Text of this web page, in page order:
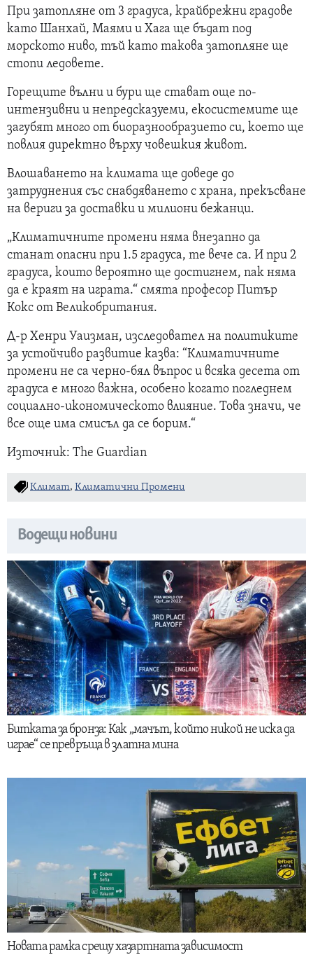
При затопляне от 3 градуса, крайбрежни градове
като Шанхай, Маями и Хага ще бъдат под
морското ниво, тъй като такова затопляне ще
стопи ледовете.
Горещите вълни и бури ще стават още по-
интензивни и непредсказуеми, екосистемите ще
загубят много от биоразнообразието си, което ще
повлия директно върху човешкия живот.
Влошаването на климата ще доведе до
затруднения със снабдяването с храна, прекъсване
на вериги за доставки и милиони бежанци.
„Климатичните промени няма внезапно да
станат опасни при 1.5 градуса, те вече са. И при 2
градуса, които вероятно ще достигнем, пак няма
да е краят на играта.“ смята професор Питър
Кокс от Великобритания.
Д-р Хенри Уаизман, изследовател на политиките
за устойчиво развитие казва: “Климатичните
промени не са черно-бял въпрос и всяка десета от
градуса е много важна, особено когато погледнем
социално-икономическото влияние. Това значи, че
все още има смисъл да се борим.“
Източник: The Guardian
Климат, Климатични Промени
Водещи новини
Битката за бронза: Как „мачът, който никой не иска да
играе“ се превръща в златна мина
Новата рамка срещу хазартната зависимост